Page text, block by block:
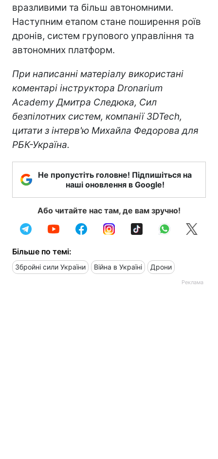
вразливими та більш автономними.
Наступним етапом стане поширення роїв
дронів, систем групового управління та
автономних платформ.
При написанні матеріалу використані
коментарі інструктора Dronarium
Academy Дмитра Следюка, Сил
безпілотних систем, компанії 3DTech,
цитати з інтерв'ю Михайла Федорова для
РБК-Україна.
Не пропустіть головне! Підпишіться на
наші оновлення в Google!
Або читайте нас там, де вам зручно!
Більше по темі:
Збройні сили України Війна в Україні Дрони